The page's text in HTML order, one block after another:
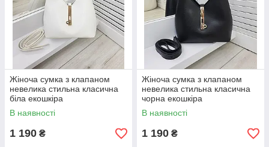
Жіноча сумка з клапаном
невелика стильна класична
біла екошкіра
В наявності
1 190 ₴
Жіноча сумка з клапаном
невелика стильна класична
чорна екошкіра
В наявності
1 190 ₴